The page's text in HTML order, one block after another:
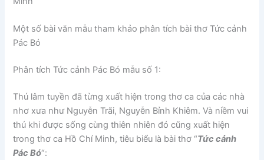
Một số bài văn mẫu tham khảo phân tích bài thơ Tức cảnh
Pác Bó
Phân tích Tức cảnh Pác Bó mẫu số 1:
Thú lâm tuyền đã từng xuất hiện trong thơ ca của các nhà
nhơ xưa như Nguyễn Trãi, Nguyễn Bỉnh Khiêm. Và niềm vui
thú khi được sống cùng thiên nhiên đó cũng xuất hiện
trong thơ ca Hồ Chí Minh, tiêu biểu là bài thơ “Tức cảnh
Pác Bó“: